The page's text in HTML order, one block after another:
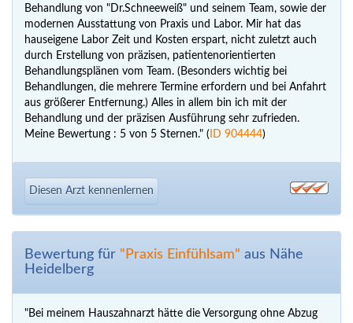
Behandlung von "Dr.Schneeweiß" und seinem Team, sowie der
modernen Ausstattung von Praxis und Labor. Mir hat das
hauseigene Labor Zeit und Kosten erspart, nicht zuletzt auch
durch Erstellung von präzisen, patientenorientierten
Behandlungsplänen vom Team. (Besonders wichtig bei
Behandlungen, die mehrere Termine erfordern und bei Anfahrt
aus größerer Entfernung.) Alles in allem bin ich mit der
Behandlung und der präzisen Ausführung sehr zufrieden.
Meine Bewertung : 5 von 5 Sternen." ( ID 904444)
Diesen Arzt kennenlernen
Bewertung für "Praxis Einfühlsam" aus Nähe
Heidelberg
"Bei meinem Hauszahnarzt hätte die Versorgung ohne Abzug